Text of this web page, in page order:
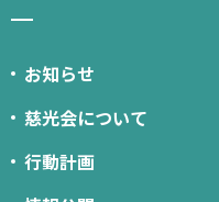
お知らせ
慈光会について
行動計画